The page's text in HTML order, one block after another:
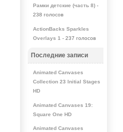
Рамки детские (часть 8)-
238 голосов
ActionBacks Sparkles
Overlays 1 - 237 голосов
Последние записи
Animated Canvases
Collection 23 Initial Stages
HD
Animated Canvases 19:
Square One HD
Animated Canvases